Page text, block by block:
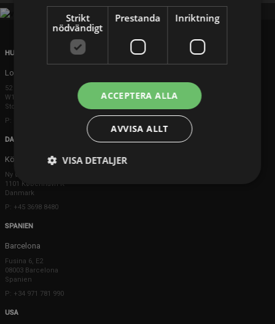
HUVUDKONTOR
London
52 Brook Street
W1K 5DS London
Storbritannien
P: +44 203 608 8181
DANMARK
Köpenhamn
Ny Østergade 20
1101 København K
Danmark
P: +45 3698 8480
SPANIEN
Barcelona
Fusina 6, E2
08003 Barcelona
Spanien
P: +34 971 781 990
USA
Strikt
nödvändigt
Prestanda Inriktning
ACCEPTERA ALLA
AVVISA ALLT
VISA DETALJER